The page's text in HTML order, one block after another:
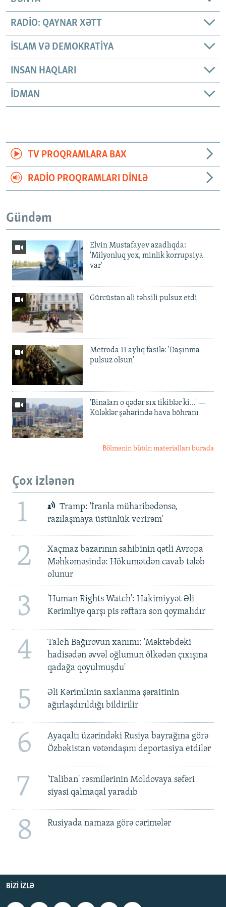
RADIO: QAYNAR XƏTT
İSLAM VƏ DEMOKRATIYA
INSAN HAQLARI
İDMAN
TV PROQRAMLARA BAX
RADIO PROQRAMLARI DINLƏ
Gündəm
Elvin Mustafayev azadlıqda:
'Milyonluq yox, minlik korrupsiya
var'
Gürcüstan ali təhsili pulsuz etdi
Metroda 11 aylıq fasilə: 'Daşınma
pulsuz olsun'
'Binaları o qədər sıx tikiblər ki...' —
Küləklər şəhərində hava böhranı
Bölmənin bütün materialları burada
Çox izlənən
1
Tramp: 'İranla müharibədənsə,
razılaşmaya üstünlük verirəm'
2
Xaçmaz bazarının sahibinin qətli Avropa
Məhkəməsində: Hökumətdən cavab tələb
olunur
3
'Human Rights Watch': Hakimiyyət Əli
Kərimliyə qarşı pis rəftara son qoymalıdır
4
Taleh Bağırovun xanımı: 'Məktəbdəki
hadisədən əvvəl oğlumun ölkədən çıxışına
qadağa qoyulmuşdu'
5
Əli Kərimlinin saxlanma şəraitinin
ağırlaşdırıldığı bildirilir
6
Ayaqaltı üzərindəki Rusiya bayrağına görə
Özbəkistan vətəndaşını deportasiya etdilər
7
'Taliban' rəsmilərinin Moldovaya səfəri
siyasi qalmaqal yaradıb
8 Rusiyada namaza görə cərimələr
BIZI IZLƏ